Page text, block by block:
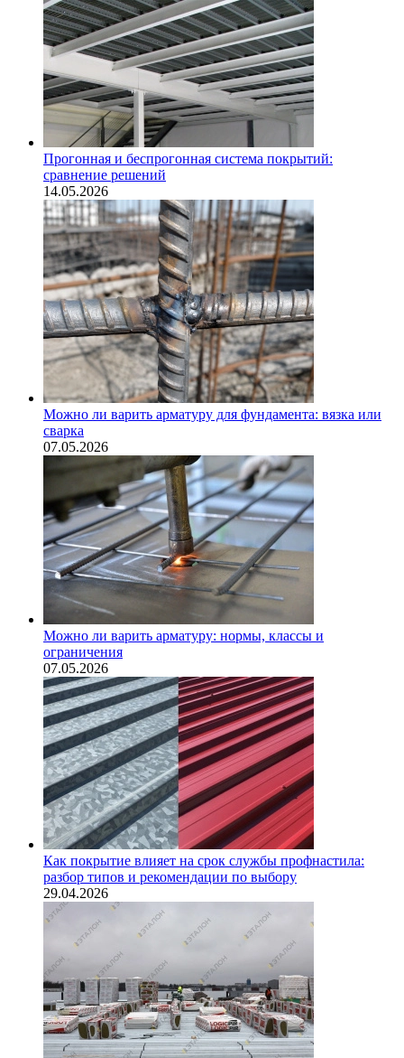
Прогонная и беспрогонная система покрытий:
сравнение решений
14.05.2026
Можно ли варить арматуру для фундамента: вязка или
сварка
07.05.2026
Можно ли варить арматуру: нормы, классы и
ограничения
07.05.2026
Как покрытие влияет на срок службы профнастила:
разбор типов и рекомендации по выбору
29.04.2026